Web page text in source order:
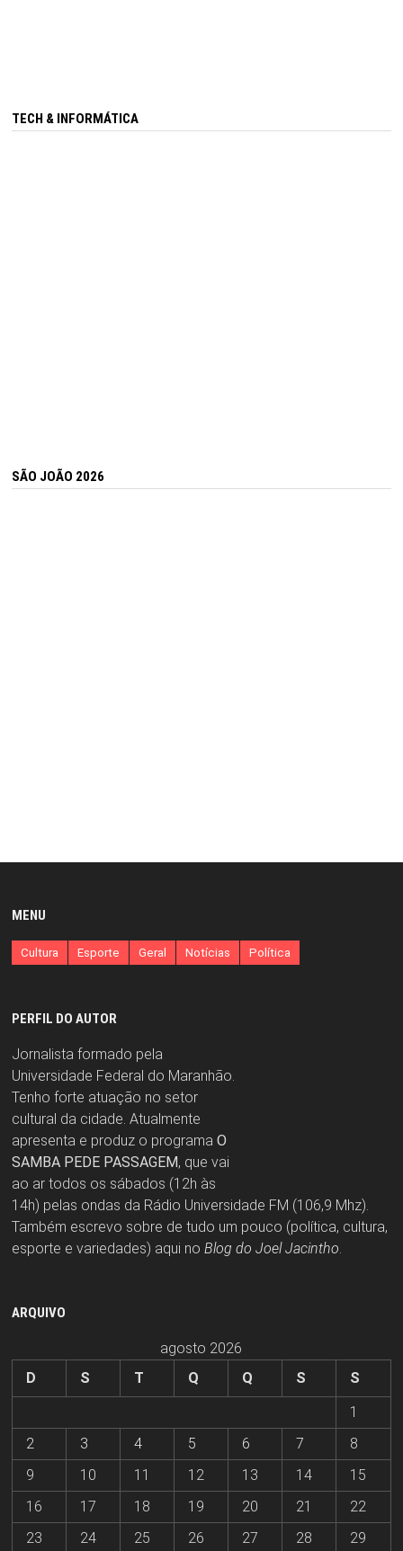
TECH & INFORMÁTICA
SÃO JOÃO 2026
MENU
Cultura Esporte Geral Notícias Política
PERFIL DO AUTOR
Jornalista formado pela
Universidade Federal do Maranhão.
Tenho forte atuação no setor
cultural da cidade. Atualmente
apresenta e produz o programa O
SAMBA PEDE PASSAGEM, que vai
ao ar todos os sábados (12h às
14h) pelas ondas da Rádio Universidade FM (106,9 Mhz).
Também escrevo sobre de tudo um pouco (política, cultura,
esporte e variedades) aqui no Blog do Joel Jacintho.
ARQUIVO
agosto 2026
D
S T Q Q S
S
1
2
3 4 5 6 7
8
9
10 11 12 13 14
15
16
17 18 19 20 21
22
23
24 25 26 27 28 29